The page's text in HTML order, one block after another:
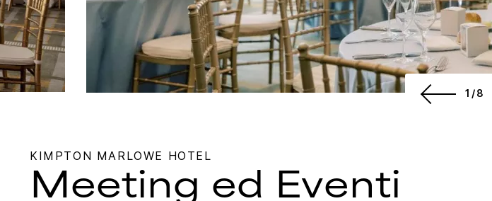
1/8
KIMPTON MARLOWE HOTEL
Meeting ed Eventi